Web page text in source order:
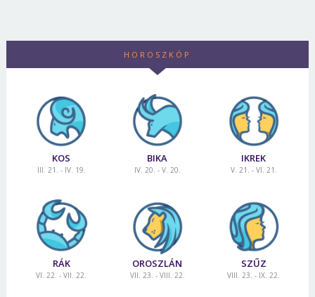
HOROSZKÓP
KOS
III. 21. - IV. 19.
BIKA
IV. 20. - V. 20.
IKREK
V. 21. - VI. 21.
RÁK
VI. 22. - VII. 22.
OROSZLÁN
VII. 23. - VIII. 22.
SZŰZ
VIII. 23. - IX. 22.